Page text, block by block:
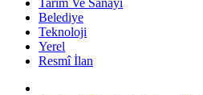
Tarım Ve Sanayi
Belediye
Teknoloji
Yerel
Resmî İlan